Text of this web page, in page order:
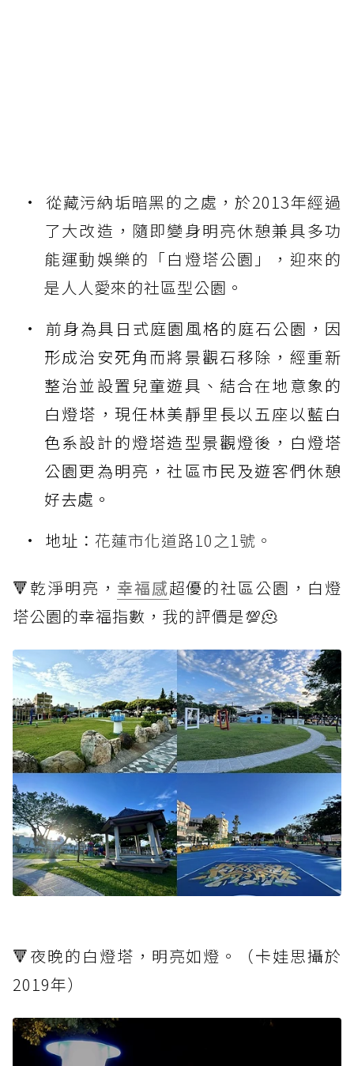
從藏污納垢暗黑的之處，於2013年經過
了大改造，隨即變身明亮休憩兼具多功
能運動娛樂的「白燈塔公園」，迎來的
是人人愛來的社區型公園。
前身為具日式庭園風格的庭石公園，因
形成治安死角而將景觀石移除，經重新
整治並設置兒童遊具、結合在地意象的
白燈塔，現任林美靜里長以五座以藍白
色系設計的燈塔造型景觀燈後，白燈塔
公園更為明亮，社區市民及遊客們休憩
好去處。
地址： 花蓮市化道路10之1號。
🔻乾淨明亮， 幸福感超優的社區公園，白燈
塔公園的幸福指數，我的評價是💯🫠
🔻夜晚的白燈塔，明亮如燈。（卡娃思攝於
2019年）